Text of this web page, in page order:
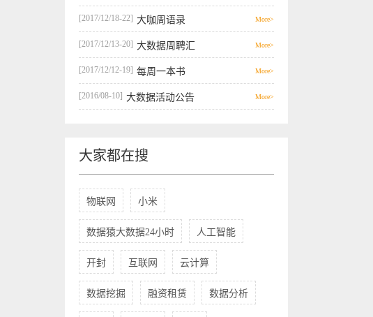
[2017/12/18-22] 大咖周语录 More>
[2017/12/13-20] 大数据周聘汇 More>
[2017/12/12-19] 每周一本书 More>
[2016/08-10] 大数据活动公告 More>
大家都在搜
物联网 小米
数据猿大数据24小时 人工智能
开封 互联网 云计算
数据挖掘 融资租赁 数据分析